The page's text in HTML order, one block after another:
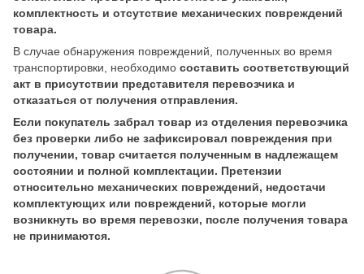
комплектность и отсутствие механических повреждений
товара.
В случае обнаружения повреждений, полученных во время
транспортировки, необходимо составить соответствующий
акт в присутствии представителя перевозчика и
отказаться от получения отправления.
Если покупатель забрал товар из отделения перевозчика
без проверки либо не зафиксировал повреждения при
получении, товар считается полученным в надлежащем
состоянии и полной комплектации. Претензии
относительно механических повреждений, недостачи
комплектующих или повреждений, которые могли
возникнуть во время перевозки, после получения товара
не принимаются.